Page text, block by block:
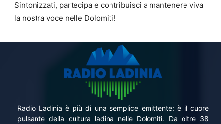
Sintonizzati, partecipa e contribuisci a mantenere viva
la nostra voce nelle Dolomiti!
Radio Ladinia è più di una semplice emittente: è il cuore
pulsante della cultura ladina nelle Dolomiti. Da oltre 38